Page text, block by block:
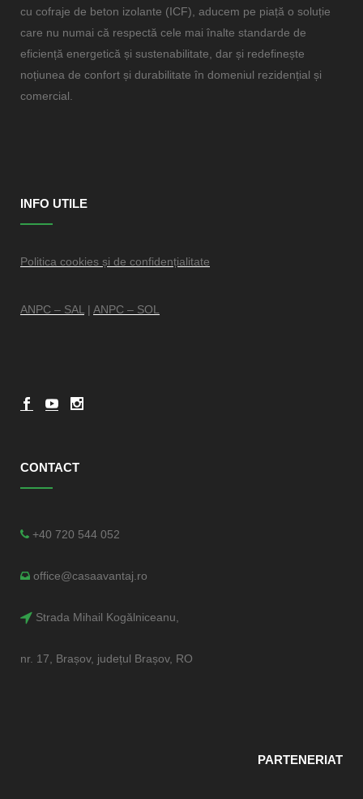
cu cofraje de beton izolante (ICF), aducem pe piață o soluție
care nu numai că respectă cele mai înalte standarde de
eficiență energetică și sustenabilitate, dar și redefinește
noțiunea de confort și durabilitate în domeniul rezidențial și
comercial.
INFO UTILE
Politica cookies și de confidențialitate
ANPC – SAL | ANPC – SOL
CONTACT
+40 720 544 052
office@casaavantaj.ro
Strada Mihail Kogălniceanu,
nr. 17, Brașov, județul Brașov, RO
PARTENERIAT